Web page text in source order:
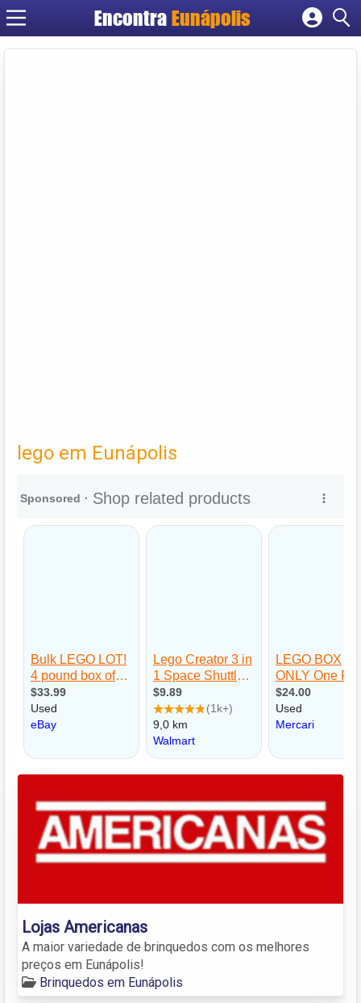
EncontraEunápolis
Cadastrar empresa
lego em Eunápolis
Lojas Americanas
A maior variedade de brinquedos com os melhores
preços em Eunápolis!
Brinquedos em Eunápolis